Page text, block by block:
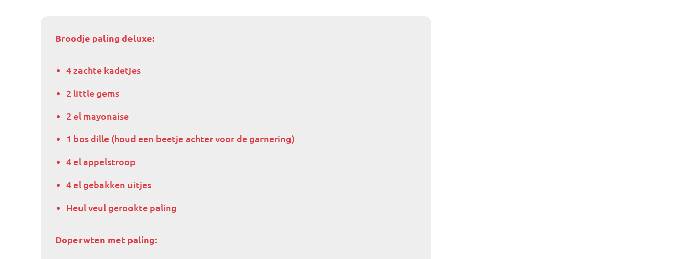
Broodje paling deluxe:
4 zachte kadetjes
2 little gems
2 el mayonaise
1 bos dille (houd een beetje achter voor de garnering)
4 el appelstroop
4 el gebakken uitjes
Heul veul gerookte paling
Doperwten met paling: